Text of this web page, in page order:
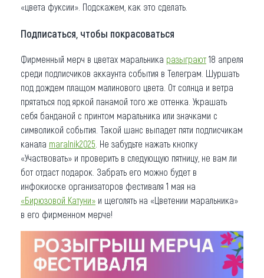
«цвета фуксии». Подскажем, как это сделать.
Подписаться, чтобы покрасоваться
Фирменный мерч в цветах маральника разыграют 18 апреля
среди подписчиков аккаунта события в Телеграм. Шуршать
под дождем плащом малинового цвета. От солнца и ветра
прятаться под яркой панамой того же оттенка. Украшать
себя банданой с принтом маральника или значками с
символикой события. Такой шанс выпадет пяти подписчикам
канала maralnik2025 . Не забудьте нажать кнопку
«Участвовать» и проверить в следующую пятницу, не вам ли
бот отдаст подарок. Забрать его можно будет в
инфокиоске организаторов фестиваля 1 мая на
«Бирюзовой Катуни» и щеголять на «Цветении маральника»
в его фирменном мерче!